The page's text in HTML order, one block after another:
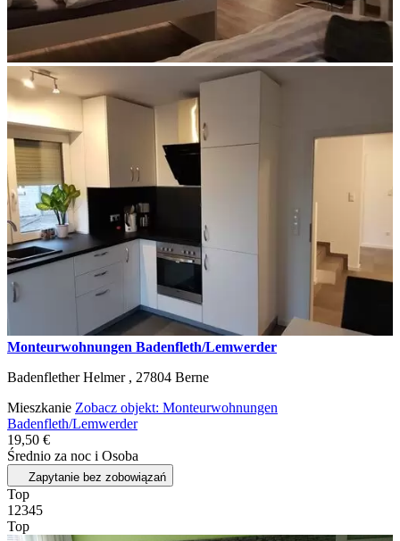
Monteurwohnungen Badenfleth/Lemwerder
Badenflether Helmer , 27804 Berne
Mieszkanie Zobacz objekt: Monteurwohnungen
Badenfleth/Lemwerder
19,50 €
Średnio za noc i Osoba
Zapytanie bez zobowiązań
Top
1 2345
Top